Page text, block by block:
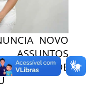
NOVO
DE